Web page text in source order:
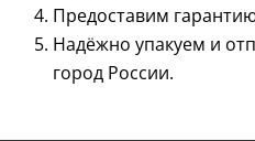
Предоставим
Надёжно упакуем и
город России.